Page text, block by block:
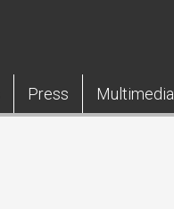
Press Multimedia